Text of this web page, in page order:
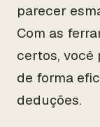
parecer
Com as
certos, você
de forma
deduções.